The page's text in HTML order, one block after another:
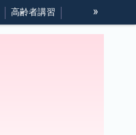
高齢者講習 »